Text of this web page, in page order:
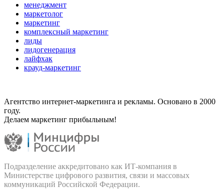
менеджмент
маркетолог
маркетинг
комплексный маркетинг
лиды
лидогенерация
лайфхак
крауд-маркетинг
Агентство интернет-маркетинга и рекламы. Основано в 2000
году.
Делаем маркетинг прибыльным!
Подразделение аккредитовано как ИТ‑компания в
Министерстве цифрового развития, связи и массовых
коммуникаций Российской Федерации.